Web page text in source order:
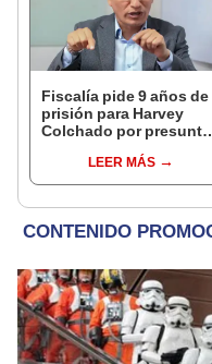
Fiscalía pide 9 años de
prisión para Harvey
Colchado por presunta
incompatible y falsedad
ideológica
LEER MÁS